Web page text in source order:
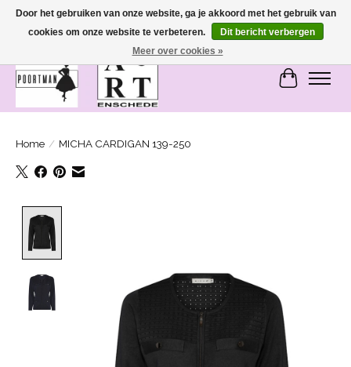
SASHIONABLE - damesmode in Bemmel en Enschede
Home / MICHA CARDIGAN 139-250
Door het gebruiken van onze website, ga je akkoord met het gebruik van
cookies om onze website te verbeteren.
Dit bericht verbergen
Meer over cookies »